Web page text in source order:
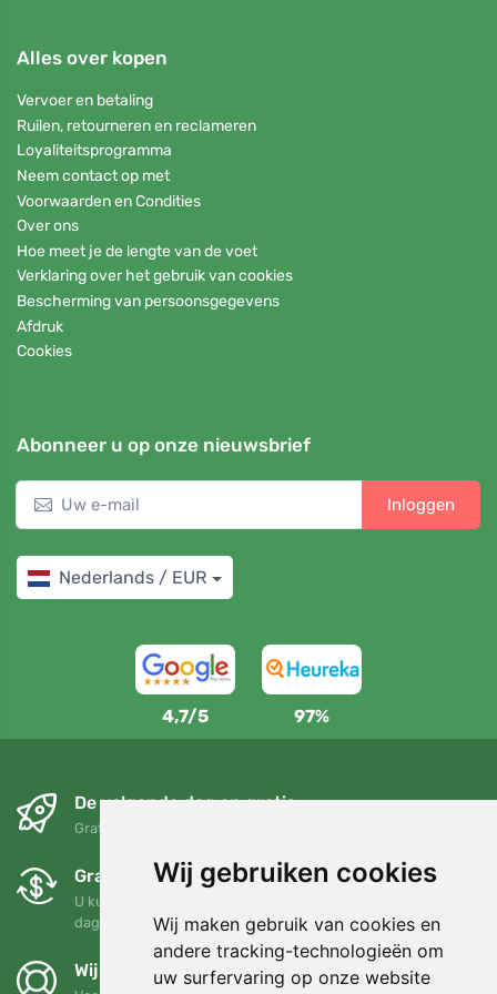
Wij gebruiken cookies
Wij maken gebruik van cookies en
andere tracking-technologieën om
uw surfervaring op onze website
Alles over kopen
Vervoer en betaling
Ruilen, retourneren en reclameren
Loyaliteitsprogramma
Neem contact op met
Voorwaarden en Condities
Over ons
Hoe meet je de lengte van de voet
Verklaring over het gebruik van cookies
Bescherming van persoonsgegevens
Afdruk
Cookies
Abonneer u op onze nieuwsbrief
Inloggen
Nederlands / EUR
4,7/5 97%
De volgende dag en gratis
Gratis verzending voor bestellingen boven 95 EUR
Gratis ruilen en retourneren
U kunt uw bestelling op elk gewenst moment binnen 90
dagen retourneren of ruilen
Wij steunen Trees.org